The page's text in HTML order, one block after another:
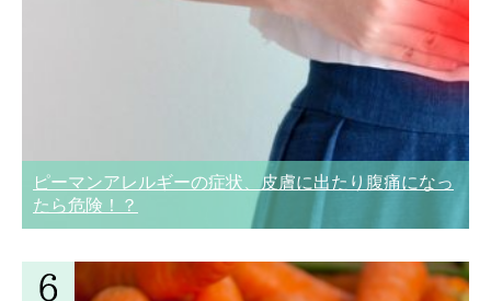
ピーマンアレルギーの症状、皮膚に出たり腹痛になっ
たら危険！？